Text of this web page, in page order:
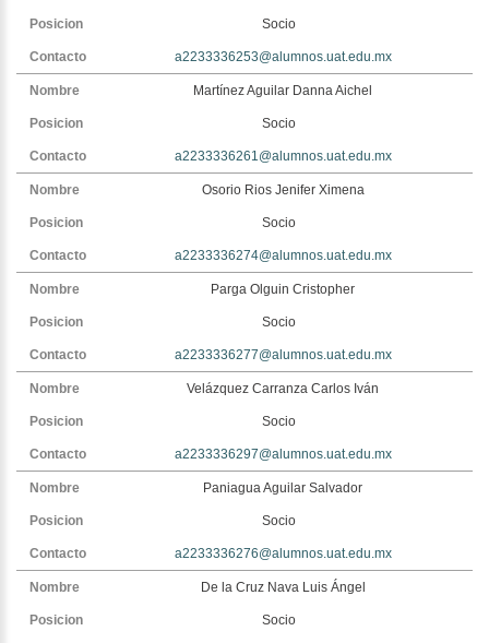
Socio
a2233336253@alumnos.uat.edu.mx
Martínez Aguilar Danna Aichel
Socio
a2233336261@alumnos.uat.edu.mx
Osorio Rios Jenifer Ximena
Socio
a2233336274@alumnos.uat.edu.mx
Parga Olguin Cristopher
Socio
a2233336277@alumnos.uat.edu.mx
Velázquez Carranza Carlos Iván
Socio
a2233336297@alumnos.uat.edu.mx
Paniagua Aguilar Salvador
Socio
a2233336276@alumnos.uat.edu.mx
De la Cruz Nava Luis Ángel
Socio